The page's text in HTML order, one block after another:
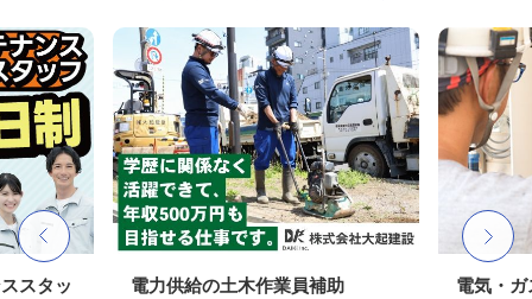
スタッ 電力供給の土木作業員補助
電気・